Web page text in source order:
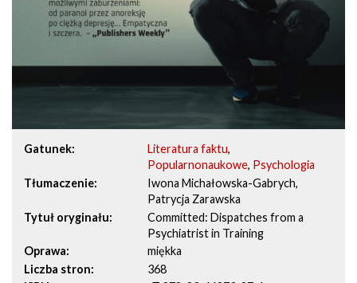
Gatunek Literatura faktu,
Popularnonaukowe, Psychologia
Tłumaczenie
Iwona Michałowska-Gabrych,
Patrycja Zarawska
Tytuł oryginału
Committed: Dispatches from a
Psychiatrist in Training
Oprawa
miękka
Liczba stron
368